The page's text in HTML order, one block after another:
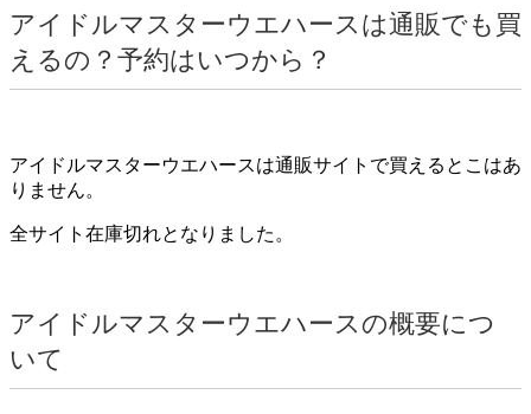
アイドルマスターウエハースは通販でも買
えるの？予約はいつから？
アイドルマスターウエハースは通販サイトで買えるとこはあ
りません。
全サイト在庫切れとなりました。
アイドルマスターウエハースの概要につ
いて